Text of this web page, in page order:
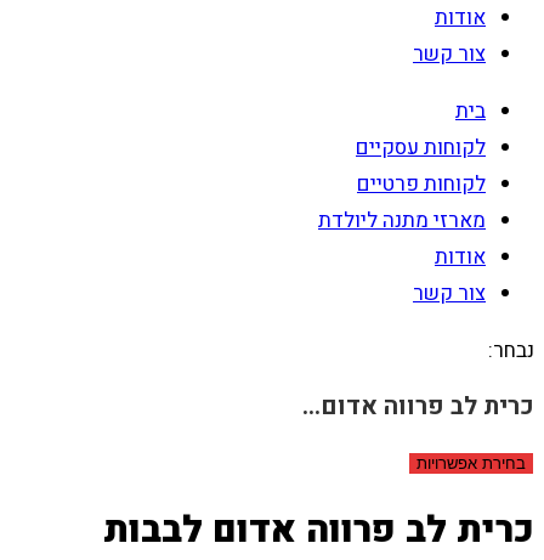
אודות
צור קשר
בית
לקוחות עסקיים
לקוחות פרטיים
מארזי מתנה ליולדת
אודות
צור קשר
נבחר:
כרית לב פרווה אדום…
בחירת אפשרויות
כרית לב פרווה אדום לבבות